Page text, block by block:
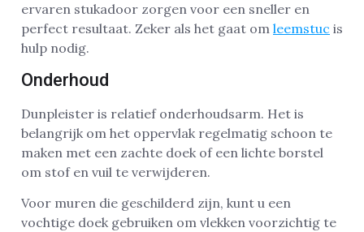
ervaren stukadoor zorgen voor een sneller en
perfect resultaat. Zeker als het gaat om leemstuc is
hulp nodig.
Onderhoud
Dunpleister is relatief onderhoudsarm. Het is
belangrijk om het oppervlak regelmatig schoon te
maken met een zachte doek of een lichte borstel
om stof en vuil te verwijderen.
Voor muren die geschilderd zijn, kunt u een
vochtige doek gebruiken om vlekken voorzichtig te